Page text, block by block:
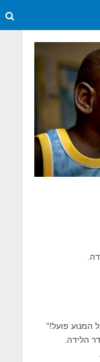
המנוע פועל!"
הלידה.